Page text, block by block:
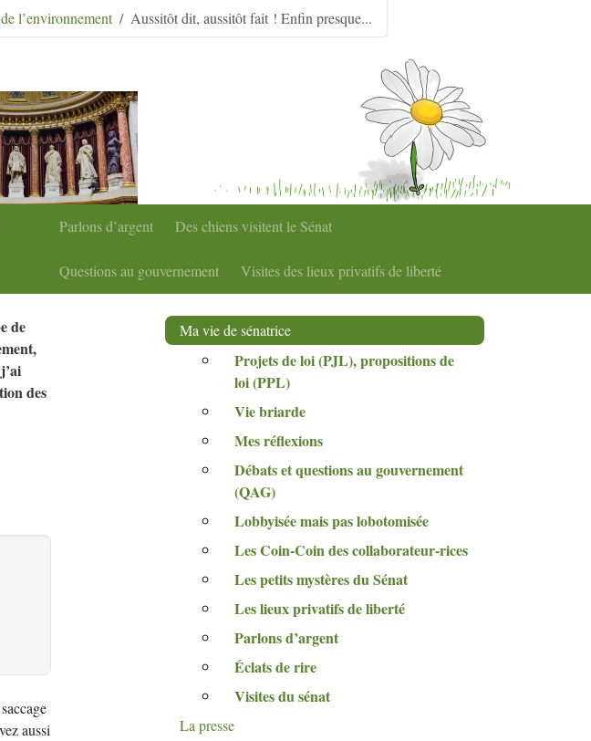
Parlons d’argent Des chiens visitent le Sénat
Questions au gouvernement Visites des lieux privatifs de liberté
l’environnement Aussitôt dit, aussitôt fait ! Enfin presque...
de
des
aussi
Ma vie de sénatrice
Projets de loi (PJL), propositions de
loi (PPL)
Vie briarde
Mes réflexions
Débats et questions au gouvernement
(QAG)
Lobbyisée mais pas lobotomisée
Les Coin-Coin des collaborateur-rices
Les petits mystères du Sénat
Les lieux privatifs de liberté
Parlons d’argent
Éclats de rire
Visites du sénat
La presse